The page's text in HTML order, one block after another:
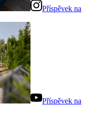
Příspěvek na
Příspěvek na